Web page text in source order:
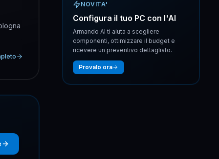
NOVITA'
Configura il tuo PC con l'AI
Armando AI ti aiuta a scegliere
componenti, ottimizzare il budget e
ricevere un preventivo dettagliato.
Provalo ora